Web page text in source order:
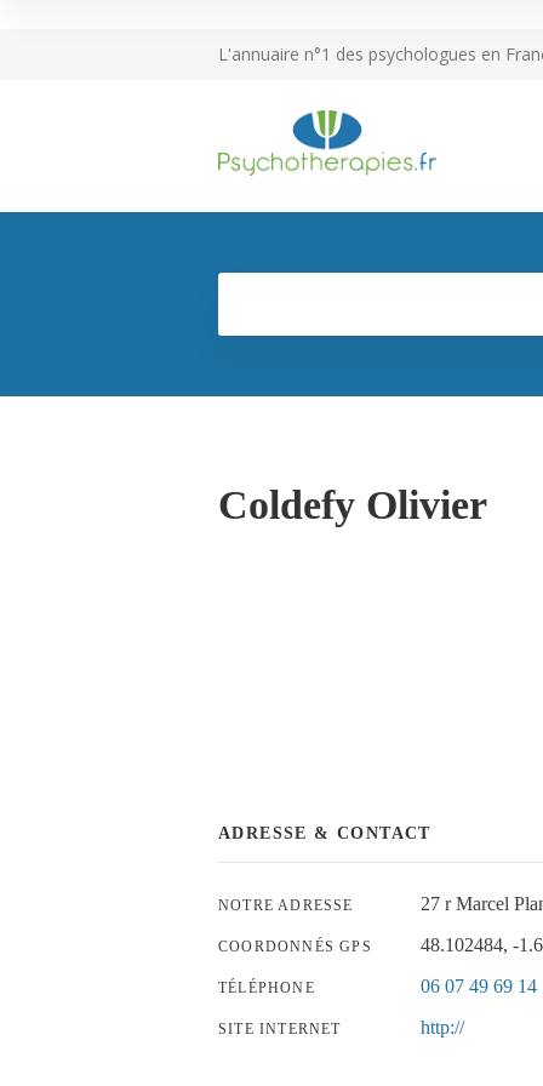
L'annuaire n°1 des psychologues en
Coldefy Olivier
ADRESSE & CONTACT
NOTRE ADRESSE 27 r Marcel
COORDONNÉS GPS 48.102484, -
TÉLÉPHONE 06 07 49 69 14
SITE INTERNET http://